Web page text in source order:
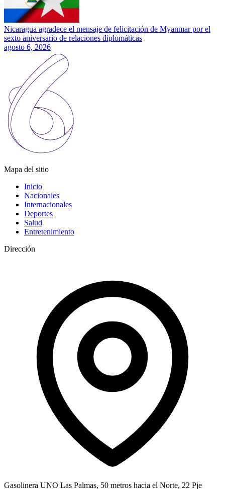
Nicaragua agradece el mensaje de felicitación de Myanmar por el
sexto aniversario de relaciones diplomáticas
agosto 6, 2026
Mapa del sitio
Inicio
Nacionales
Internacionales
Deportes
Salud
Entretenimiento
Dirección
Gasolinera UNO Las Palmas, 50 metros hacia el Norte, 22 Pje